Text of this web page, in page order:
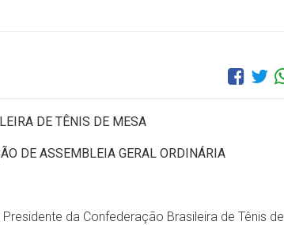
DE TÊNIS DE MESA
DE ASSEMBLEIA GERAL ORDINÁRIA
da Confederação Brasileira de Tênis de